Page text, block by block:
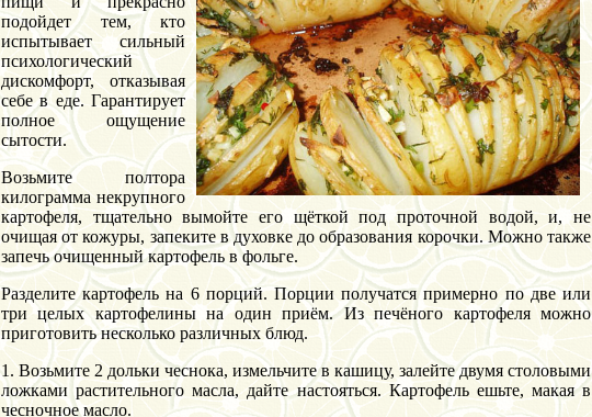
подойдет тем, кто
испытывает сильный
психологический
дискомфорт, отказывая
себе в еде. Гарантирует
полное ощущение
сытости.
Возьмите полтора
килограмма некрупного
картофеля, тщательно вымойте его щёткой под проточной водой, и, не
очищая от кожуры, запеките в духовке до образования корочки. Можно также
запечь очищенный картофель в фольге.
Разделите картофель на 6 порций. Порции получатся примерно по две или
три целых картофелины на один приём. Из печёного картофеля можно
приготовить несколько различных блюд.
1. Возьмите 2 дольки чеснока, измельчите в кашицу, залейте двумя столовыми
ложками растительного масла, дайте настояться. Картофель ешьте, макая в
чесночное масло.